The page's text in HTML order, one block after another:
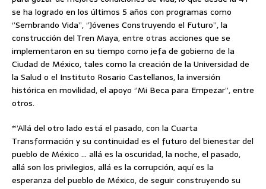
se ha logrado en los últimos 5 años con programas como
‘’Sembrando Vida’’, ‘’Jóvenes Construyendo el Futuro’’, la
construcción del Tren Maya, entre otras acciones que se
implementaron en su tiempo como jefa de gobierno de la
Ciudad de México, tales como la creación de la Universidad de
la Salud o el Instituto Rosario Castellanos, la inversión
histórica en movilidad, el apoyo ‘’Mi Beca para Empezar’’, entre
otros.
*‘’Allá del otro lado está el pasado, con la Cuarta
Transformación y su continuidad es el futuro del bienestar del
pueblo de México … allá es la oscuridad, la noche, el pasado,
allá son los privilegios, allá es la corrupción, aquí es la
esperanza del pueblo de México, de seguir construyendo su